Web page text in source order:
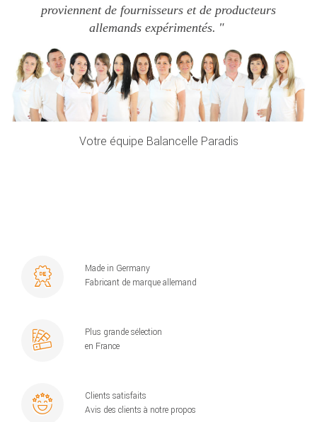
proviennent de fournisseurs et de producteurs
allemands expérimentés.
Votre équipe Balancelle Paradis
Made in Germany
Fabricant de marque allemand
Plus grande sélection
en France
Clients satisfaits
Avis des clients à notre propos